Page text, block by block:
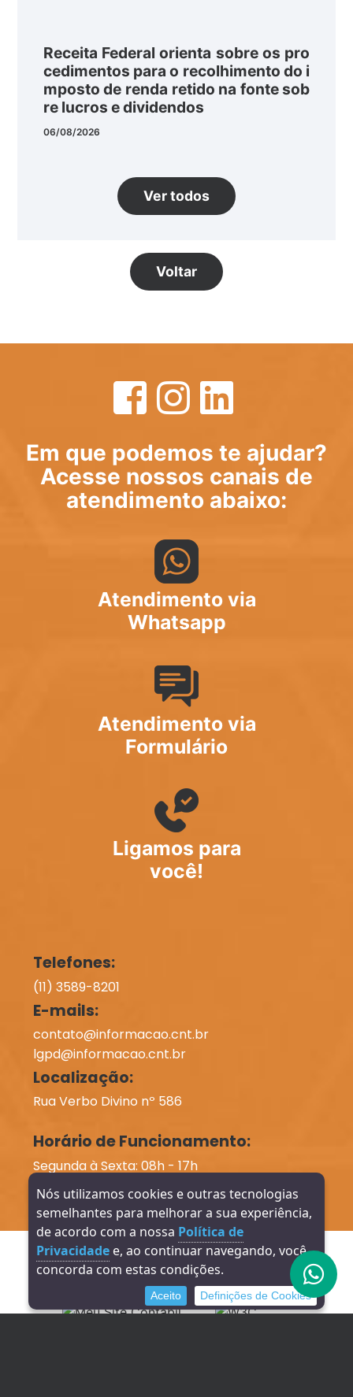
Receita Federal orienta sobre os pro
cedimentos para o recolhimento do i
mposto de renda retido na fonte sob
re lucros e dividendos
06/08/2026
Ver todos
Voltar
Em que podemos te ajudar?
Acesse nossos canais de
atendimento abaixo:
Atendimento via
Whatsapp
Atendimento via
Formulário
Ligamos para
você!
Telefones:
(11) 3589-8201
E-mails:
contato@informacao.cnt.br
lgpd@informacao.cnt.br
Localização:
Rua Verbo Divino nº 586
Horário de Funcionamento:
Segunda à Sexta: 08h - 17h
Direitos reservados à INFORMAÇÃO Contabilidade -
2026
DESENVOLVIMENTO: SITE VERIFICADO:
Nós utilizamos cookies e outras tecnologias
semelhantes para melhorar a sua experiência,
de acordo com a nossa Política de
Privacidadee, ao continuar navegando, você
concorda com estas condições.
Aceito Definições de Cookies